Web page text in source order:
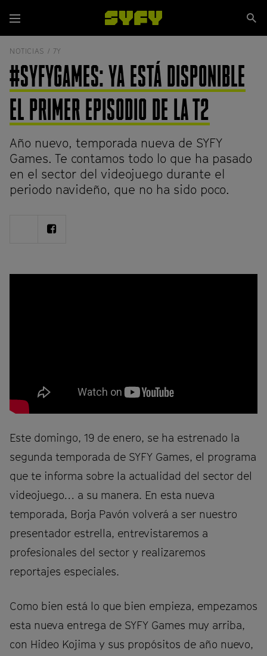
contenido
principal
Menú
NOTICIAS / 7Y
#SYFYGAMES: YA ESTÁ DISPONIBLE
EL PRIMER EPISODIO DE LA T2
Año nuevo, temporada nueva de SYFY
Games. Te contamos todo lo que ha pasado
en el sector del videojuego durante el
periodo navideño, que no ha sido poco.
ShareShare
Este domingo, 19 de enero, se ha estrenado la
segunda temporada de SYFY Games, el programa
que te informa sobre la actualidad del sector del
videojuego… a su manera. En esta nueva
temporada, Borja Pavón volverá a ser nuestro
presentador estrella, entrevistaremos a
profesionales del sector y realizaremos
reportajes especiales.
Como bien está lo que bien empieza, empezamos
esta nueva entrega de SYFY Games muy arriba,
con Hideo Kojima y sus propósitos de año nuevo,